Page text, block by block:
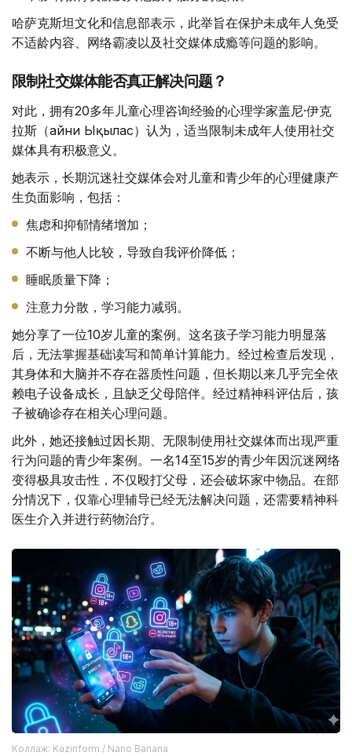
哈萨克斯坦文化和信息部表示，此举旨在保护未成年人免受
不适龄内容、网络霸凌以及社交媒体成瘾等问题的影响。
限制社交媒体能否真正解决问题？
对此，拥有20多年儿童心理咨询经验的心理学家盖尼·伊克
拉斯（Ғайни Ықылас）认为，适当限制未成年人使用社交
媒体具有积极意义。
她表示，长期沉迷社交媒体会对儿童和青少年的心理健康产
生负面影响，包括：
焦虑和抑郁情绪增加；
不断与他人比较，导致自我评价降低；
睡眠质量下降；
注意力分散，学习能力减弱。
她分享了一位10岁儿童的案例。这名孩子学习能力明显落
后，无法掌握基础读写和简单计算能力。经过检查后发现，
其身体和大脑并不存在器质性问题，但长期以来几乎完全依
赖电子设备成长，且缺乏父母陪伴。经过精神科评估后，孩
子被确诊存在相关心理问题。
此外，她还接触过因长期、无限制使用社交媒体而出现严重
行为问题的青少年案例。一名14至15岁的青少年因沉迷网络
变得极具攻击性，不仅殴打父母，还会破坏家中物品。在部
分情况下，仅靠心理辅导已经无法解决问题，还需要精神科
医生介入并进行药物治疗。
Коллаж: Kazinform / Nano Banana